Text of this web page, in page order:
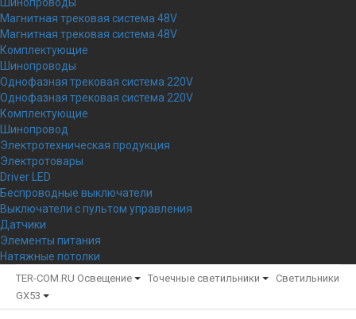
Магнитная трековая система 48V
Магнитная трековая система 48V
Комплектующие
Шинопроводы
Однофазная трековая система 220V
Однофазная трековая система 220V
Комплектующие
Шинопровод
Электротехническая продукция
Электротовары
Driver LED
Беспроводные выключатели
Выключатели с пультом управления
Датчики
Элементы питания
Натяжные потолки
TER-COM.RU Освещение Точечные светильники
Светильники
GX53